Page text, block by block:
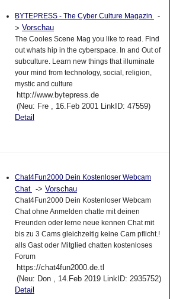
BYTEPRESS - The Cyber Culture Magazin -
> Vorschau
The Cooles Scene Mag you like to read. Find
out whats hip in the cyberspace. In and Out of
subculture. Learn new things that illuminate
your mind from technology, social, religion,
mystic and culture
http://www.bytepress.de
(Neu: Fre , 16.Feb 2001 LinkID: 47559)
Detail
Chat4Fun2000 Dein Kostenloser Webcam
Chat -> Vorschau
Chat4Fun2000 Dein Kostenloser Webcam
Chat ohne Anmelden chatte mit deinen
Freunden oder lerne neue kennen Chat mit
bis zu 3 Cams gleichzeitig keine Cam pflicht.!
alls Gast oder Mitglied chatten kostenloses
Forum
https://chat4fun2000.de.tl
(Neu: Don , 14.Feb 2019 LinkID: 2935752)
Detail